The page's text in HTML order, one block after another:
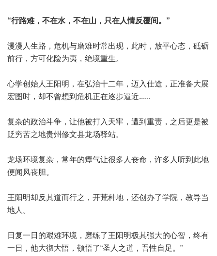
“行路难，不在水，不在山，只在人情反覆间。”
漫漫人生路，危机与磨难时常出现，此时，放平心态，砥砺
前行，方可化险为夷，绝境重生。
心学创始人王阳明，在弘治十二年，迈入仕途，正准备大展
宏图时，却不曾想到危机正在逐步逼近......
复杂的政治斗争，让他被打入天牢，遭到重责，之后更是被
贬穷苦之地贵州修文县龙场驿站。
龙场环境复杂，常年的瘴气让很多人丧命，许多人听到此地
便闻风丧胆。
王阳明却反其道而行之，开荒种地，还创办了学院，教导当
地人。
日复一日的艰难环境，磨练了王阳明极其强大的心智，终有
一日，他大彻大悟，顿悟了“圣人之道，吾性自足。”